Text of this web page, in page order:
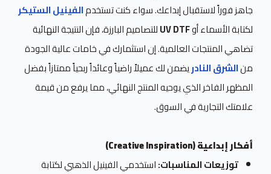
جاهز فوراً لاستقبال إبداعك. سواء كنت تستخدمالفينيل الستيكر
لكتابة الأسماء أوUV DTFللتصاميم البارزة، فإن النتيجة النهائية
تضاهي المنتجات العالمية. إن استثمارك في خامات عالية الجودة
منالشرق النادريضمن لك عميلاً راضياً وعائداً ربحياً ممتازاً بفضل
المظهر الفاخر الذي يوحيه المنتج النهائي، مما يرفع من قيمة
علامتك التجارية في السوق.
أفكار إبداعية (Creative Inspiration)
توزيعات المناسبات:استخدمي الفينيل الذهبي لكتابة